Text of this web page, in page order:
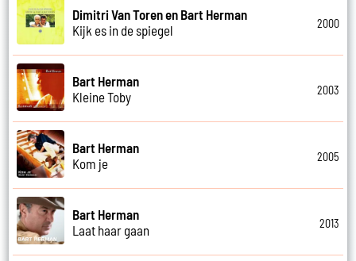
Dimitri Van Toren en Bart Herman
Kijk es in de spiegel
2000
Bart Herman
Kleine Toby
2003
Bart Herman
Kom je
2005
Bart Herman
Laat haar gaan
2013